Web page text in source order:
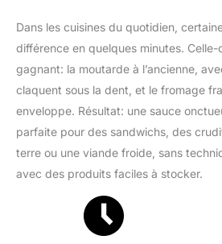
Dans les cuisines du quotidien,
différence en quelques minutes. Celle-
gagnant: la moutarde à l’ancienne,
claquent sous la dent, et le fromage
enveloppe. Résultat: une sauce
parfaite pour des sandwichs, des
terre ou une viande froide, sans
avec des produits faciles à stocker.